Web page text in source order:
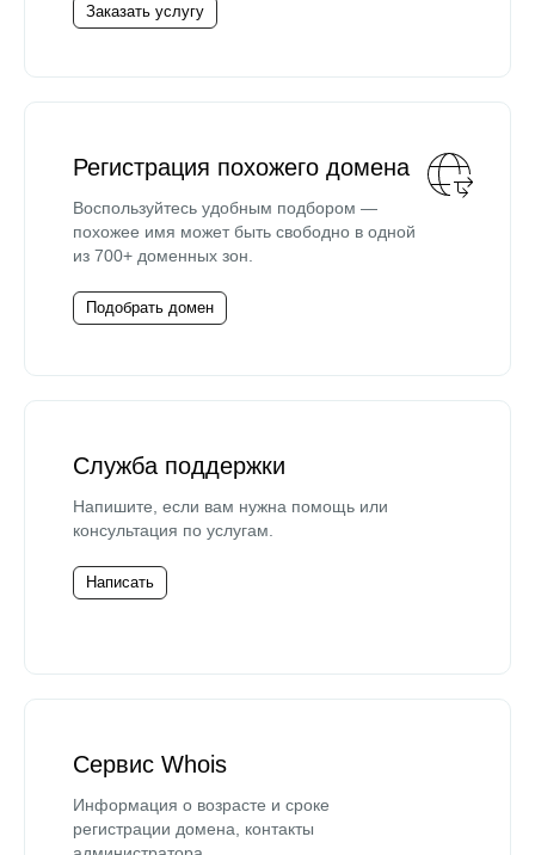
Заказать услугу
Регистрация похожего домена
Воспользуйтесь удобным подбором —
похожее имя может быть свободно в одной
из 700+ доменных зон.
Подобрать домен
Служба поддержки
Напишите, если вам нужна помощь или
консультация по услугам.
Написать
Сервис Whois
Информация о возрасте и сроке
регистрации домена, контакты